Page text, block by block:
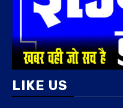
LIKE US